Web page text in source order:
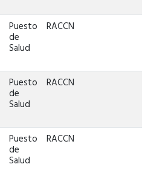
Puesto
de
Salud
RACCN
Puesto
de
Salud
RACCN
Puesto
de
Salud
RACCN